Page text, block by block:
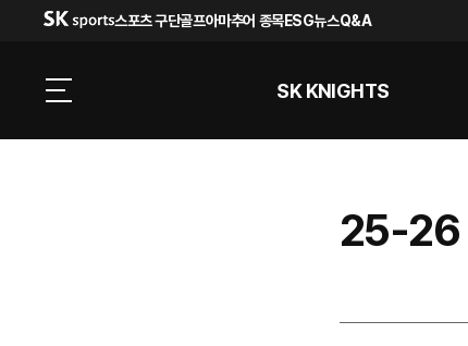
스포츠 구단골프아마추어 종목ESG뉴스Q&A
SK KNIGHTS
25-26